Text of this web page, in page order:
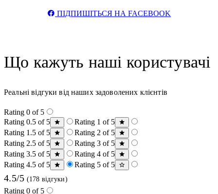
ПІДПИШІТЬСЯ НА FACEBOOK
Що кажуть наші користувачі
Реальні відгуки від наших задоволених клієнтів
Rating 0 of 5
Rating 0.5 of 5
Rating 1 of 5
Rating 1.5 of 5
Rating 2 of 5
Rating 2.5 of 5
Rating 3 of 5
Rating 3.5 of 5
Rating 4 of 5
Rating 4.5 of 5
Rating 5 of 5
4.5/5 (178 відгуки)
Rating 0 of 5